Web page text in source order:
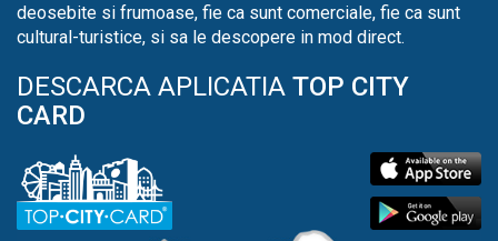
deosebite si frumoase, fie ca sunt comerciale, fie ca sunt
cultural-turistice, si sa le descopere in mod direct.
DESCARCA APLICATIA TOP CITY
CARD